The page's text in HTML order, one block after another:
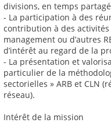
divisions, en temps
- La participation à des
contribution à des
management ou d’autres
d’intérêt au regard de la
- La présentation et
particulier de la
sectorielles » ARB et CLN
réseau).
Intérêt de la mission